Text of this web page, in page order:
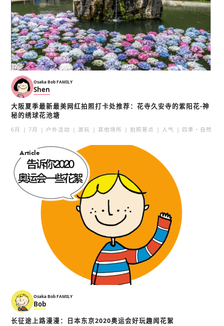
Osaka Bob FAMILY
Shen
大阪夏季最新最美网红拍照打卡处推荐：花寺久安寺的紫阳花-神
秘的绣球花池塘
6月 7月 户外活动 游玩 其他场所 拍照景点 人气 四季・自然
Article
Osaka Bob FAMILY
Bob
长征途上路漫漫：日本东京2020奥运会好玩趣闻花絮